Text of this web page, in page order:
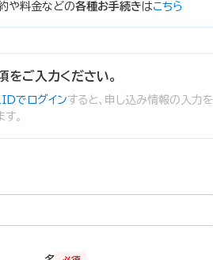
や料金などの各種お手続きはこちら
をご入力ください。
でログインすると、申し込み情報の入力を
。